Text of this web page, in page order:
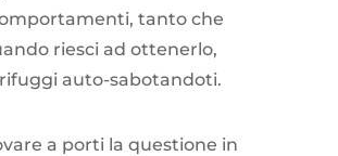
tanto che
riesci ad ottenerlo,
auto-sabotandoti.
a porti la questione in